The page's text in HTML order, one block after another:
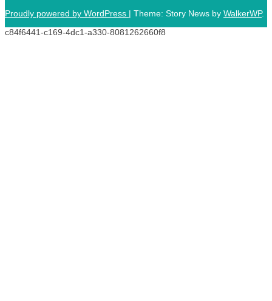
Proudly powered by WordPress | Theme: Story News by WalkerWP.
c84f6441-c169-4dc1-a330-8081262660f8